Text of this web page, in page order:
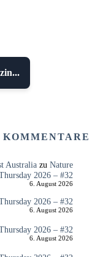
KOMMENTARE
Australiazu Nature
2026 – #32
6. August 2026
2026 – #32
6. August 2026
2026 – #32
6. August 2026